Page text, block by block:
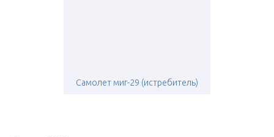
Самолет миг-29 (истребитель)